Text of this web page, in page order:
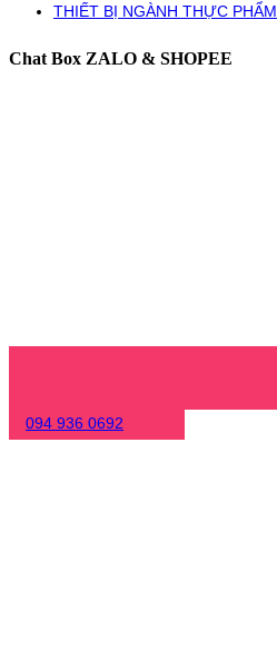
THIẾT BỊ NGÀNH THỰC PHẨM
Chat Box ZALO & SHOPEE
094 936 0692